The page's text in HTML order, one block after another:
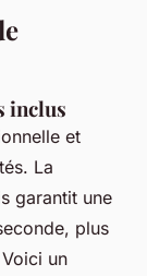
inclus
et
La
garantit une
plus
un